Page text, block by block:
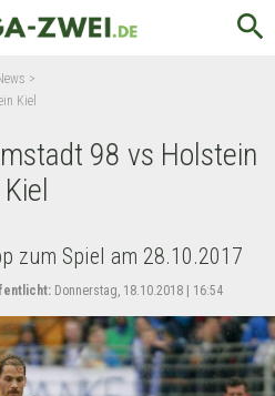
search
>
Kiel
98 vs Holstein
Kiel
zum Spiel am 28.10.2017
Donnerstag, 18.10.2018 | 16:54